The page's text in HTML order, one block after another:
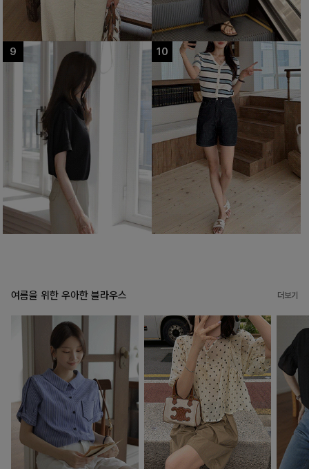
여름을 위한 우아한 블라우스 더보기